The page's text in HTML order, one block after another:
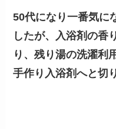
50代になり一番気に
したが、入浴剤の香
り、残り湯の洗濯利
手作り入浴剤へと切